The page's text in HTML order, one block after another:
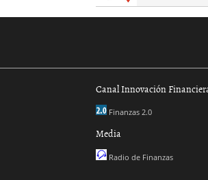
Canal Innovación
Finanzas 2.0
Media
Radio de Finanzas